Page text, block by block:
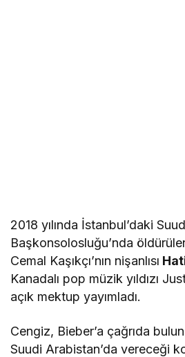
2018 yılında İstanbul’daki
Başkonsolosluğu’nda
Cemal Kaşıkçı’nın nişanlısı
Kanadalı pop müzik yıldızı
açık mektup yayımladı.
Cengiz, Bieber’a çağrıda
Suudi Arabistan’da vereceği